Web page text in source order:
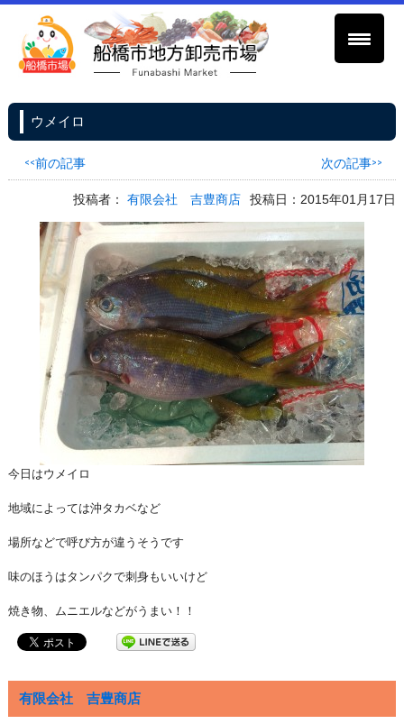
ウメイロ
<<前の記事 次の記事>>
投稿者：有限会社 吉豊商店 投稿日：2015年01月17日
今日はウメイロ
地域によっては沖タカベなど
場所などで呼び方が違うそうです
味のほうはタンパクで刺身もいいけど
焼き物、ムニエルなどがうまい！！
有限会社 吉豊商店